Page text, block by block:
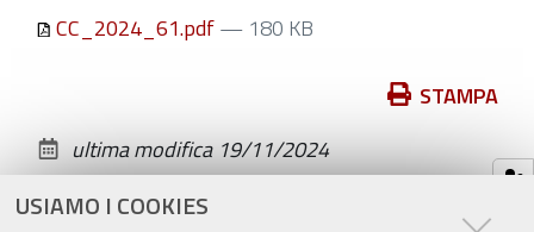
USIAMO I COOKIES
CC_2024_61.pdf— 180 KB
documento
STAMPA
ultima modifica 19/11/2024